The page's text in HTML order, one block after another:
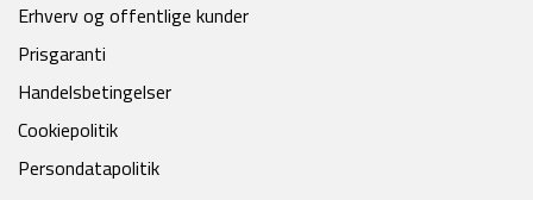
Erhverv og offentlige kunder
Prisgaranti
Handelsbetingelser
Cookiepolitik
Persondatapolitik